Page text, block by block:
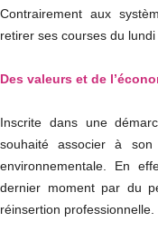
Contrairement aux
retirer ses courses du
Des valeurs et de
Inscrite dans une
souhaité associer à
environnementale. En
dernier moment par du
réinsertion professionnelle.